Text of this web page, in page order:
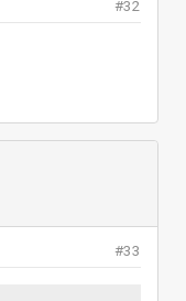
#32
#33